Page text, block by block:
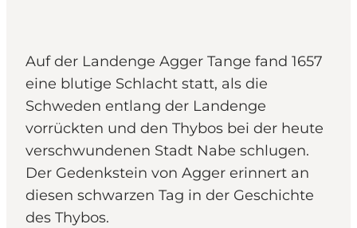
Auf der Landenge Agger Tange fand 1657
eine blutige Schlacht statt, als die
Schweden entlang der Landenge
vorrückten und den Thybos bei der heute
verschwundenen Stadt Nabe schlugen.
Der Gedenkstein von Agger erinnert an
diesen schwarzen Tag in der Geschichte
des Thybos.